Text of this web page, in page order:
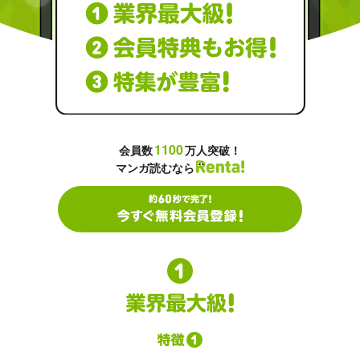
会員数1100万人突破！
マンガ読むなら